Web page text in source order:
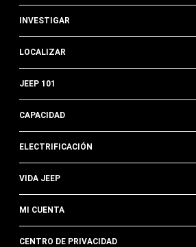
INVESTIGAR
LOCALIZAR
JEEP 101
CAPACIDAD
ELECTRIFICACIÓN
VIDA JEEP
MI CUENTA
CENTRO DE PRIVACIDAD